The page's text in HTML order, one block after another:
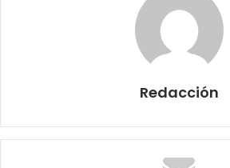
Redacción